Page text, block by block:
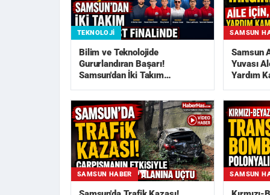
TEKNOLOJI
Bilim ve Teknolojide
Gururlandıran Başarı!
Samsun'dan İki Takım
SAMSUN
Samsun
Yuvası
Yardım
SAMSUN HABER SAMSUN